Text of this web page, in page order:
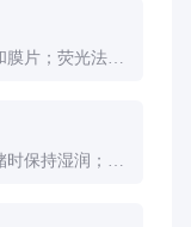
膜片；荧光法无
时保持湿润；使